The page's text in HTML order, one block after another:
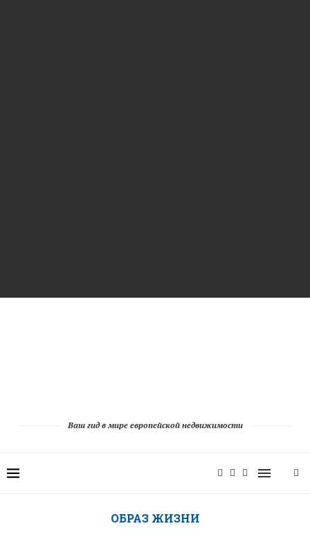
Ваш гид в мире европейской недвижимости
ОБРАЗ ЖИЗНИ